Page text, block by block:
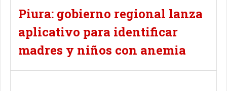
Piura: gobierno regional lanza
aplicativo para identificar
madres y niños con anemia